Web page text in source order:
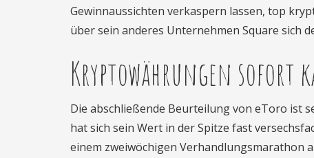
Gewinnaussichten verkaspern lassen, top
über sein anderes Unternehmen Square sich
Kryptowährungen sofort
Die abschließende Beurteilung von eToro ist
hat sich sein Wert in der Spitze fast
einem zweiwöchigen Verhandlungsmarathon